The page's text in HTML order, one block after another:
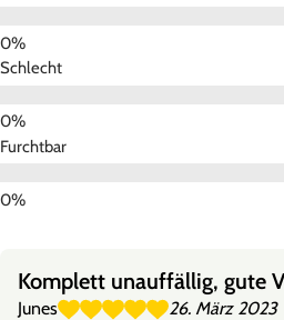
Schlecht
Furchtbar
Komplett unauffällig, gute
Junes
26. März 2023